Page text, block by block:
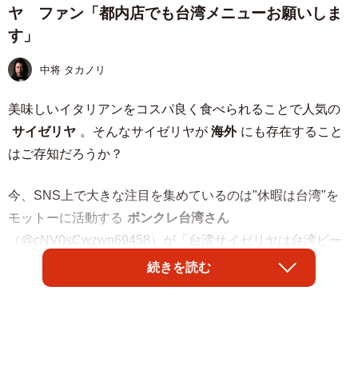
ヤ ファン「都内店でも台湾メニューお願いしま
す」
中将 タカノリ
美味しいイタリアンをコスパ良く食べられることで人気の
サイゼリヤ 。そんなサイゼリヤが 海外 にも存在すること
はご存知だろうか？
今、SNS上で大きな注目を集めているのは"休暇は台湾"を
モットーに活動する ボンクレ台湾さん
（@cNV0sCwzwn69458）が「台湾サイゼリヤは台湾ビー
ルがローカル店で呑むより手頃で台湾限定メニューが豊富
な所(定期)」と紹介した台湾のサイゼリヤ。
続きを読む